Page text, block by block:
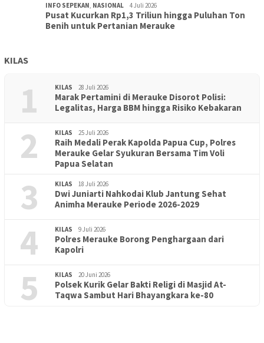
INFO SEPEKAN, NASIONAL 4 Juli 2026
Pusat Kucurkan Rp1,3 Triliun hingga Puluhan Ton
Benih untuk Pertanian Merauke
KILAS
1 KILAS 28 Juli 2026
Marak Pertamini di Merauke Disorot Polisi:
Legalitas, Harga BBM hingga Risiko Kebakaran
2 KILAS 25 Juli 2026
Raih Medali Perak Kapolda Papua Cup, Polres
Merauke Gelar Syukuran Bersama Tim Voli
Papua Selatan
3 KILAS 18 Juli 2026
Dwi Juniarti Nahkodai Klub Jantung Sehat
Animha Merauke Periode 2026-2029
4 KILAS 9 Juli 2026
Polres Merauke Borong Penghargaan dari
Kapolri
5 KILAS 20 Juni 2026
Polsek Kurik Gelar Bakti Religi di Masjid At-
Taqwa Sambut Hari Bhayangkara ke-80
PENDIDIKAN 18 Juni 2026
Lepas Puluhan Peserta Didik, TK Yapis 2 Merauke Siapkan